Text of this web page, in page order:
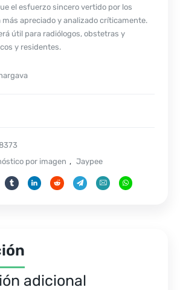
el esfuerzo sincero vertido por los
apreciado y analizado críticamente.
útil para radiólogos, obstetras y
y residentes.
por imagen , Jaypee
adicional